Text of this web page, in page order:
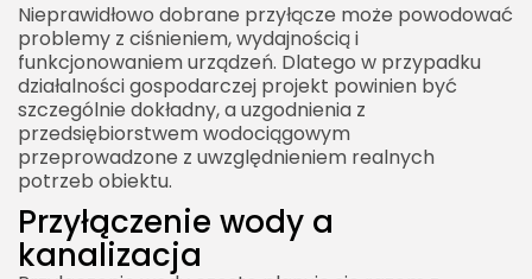
Nieprawidłowo dobrane przyłącze może powodować
problemy z ciśnieniem, wydajnością i
funkcjonowaniem urządzeń. Dlatego w przypadku
działalności gospodarczej projekt powinien być
szczególnie dokładny, a uzgodnienia z
przedsiębiorstwem wodociągowym
przeprowadzone z uwzględnieniem realnych
potrzeb obiektu.
Przyłączenie wody a
kanalizacja